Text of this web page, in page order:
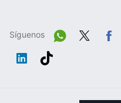
Síguenos
Wh